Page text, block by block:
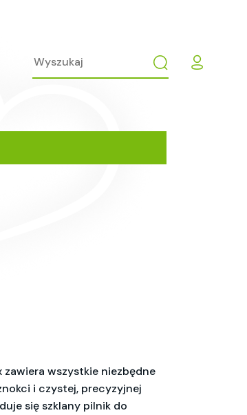
wszystkie niezbędne
i czystej, precyzyjnej
się szklany pilnik do